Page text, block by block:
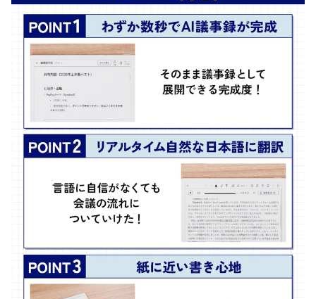
さらに専用アプリでメモと議事録を同期できる
外国語の会議、リアルタイム翻訳だけで乗り切れる？英語・中国語の会
議で実際に試してみた
リアルタイム翻訳の様子がこちら！
さまざまな機能を試した結果、会議の記録はこれ1台で本当に足りた！
AINOTE 2をチェックしよう！